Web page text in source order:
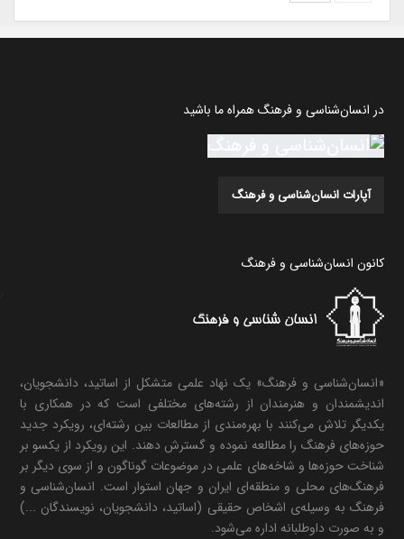
در انسان‌شناسی و فرهنگ همراه ما باشید
آپارات انسان‌شناسی و فرهنگ
کانون انسان‌شناسی و فرهنگ
«انسان‌شناسی و فرهنگ» یک نهاد علمی متشکل از اساتید، دانشجویان،
اندیشمندان و هنرمندان از رشته‌های مختلفی است که در همکاری با
یکدیگر تلاش می‌کنند با بهره‌مندی از مطالعات بین رشته‌ای، رویکرد جدید
حوزه‌های فرهنگ را مطالعه نموده و گسترش دهند. این رویکرد از یکسو بر
شناخت حوزه‌ها و شاخه‌های علمی در موضوعات گوناگون و از سوی دیگر بر
فرهنگ‌های محلی و منطقه‌ای ایران و جهان استوار است. انسان‌شناسی و
فرهنگ به وسیله‌ی اشخاص حقیقی (اساتید، دانشجویان، نویسندگان ...)
و به صورت داوطلبانه اداره می‌شود.